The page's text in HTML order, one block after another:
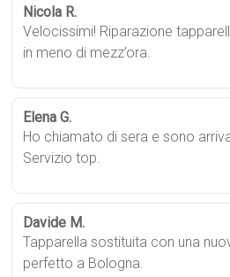
Nicola R.
Velocissimi! Riparazione
in meno di mezz’ora.
Elena G.
Ho chiamato di sera e sono
Servizio top.
Davide M.
Tapparella sostituita con una
perfetto a Bologna.